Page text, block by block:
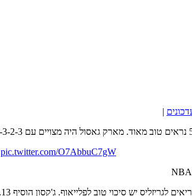
|
pic.twitter.com/O7AbbuC7gW